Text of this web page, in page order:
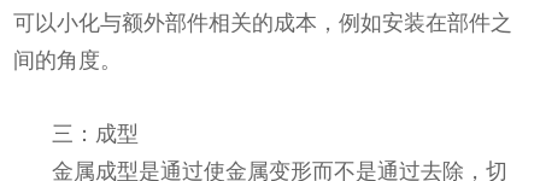
可以小化与额外部件相关的成本，例如安装在部件之
间的角度。
三：成型
金属成型是通过使金属变形而不是通过去除，切